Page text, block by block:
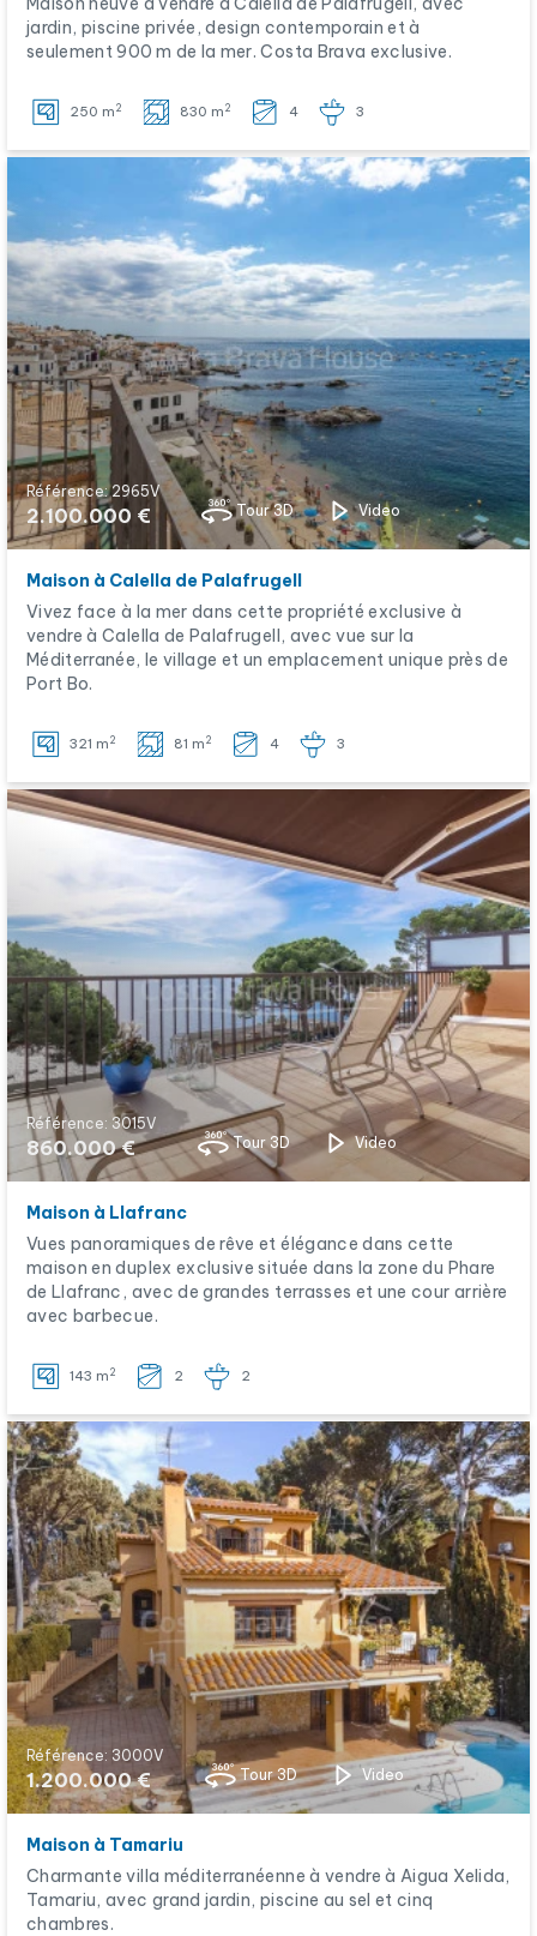
jardin, piscine privée, design contemporain et à
seulement 900 m de la mer. Costa Brava exclusive.
250 m 2 830 m 2 4 3
Référence: 2965V
2.100.000 € Tour 3D Video
Maison à Calella de Palafrugell
Vivez face à la mer dans cette propriété exclusive à
vendre à Calella de Palafrugell, avec vue sur la
Méditerranée, le village et un emplacement unique près de
Port Bo.
321 m 2 81 m 2 4 3
Référence: 3015V
860.000 € Tour 3D Video
Maison à Llafranc
Vues panoramiques de rêve et élégance dans cette
maison en duplex exclusive située dans la zone du Phare
de Llafranc, avec de grandes terrasses et une cour arrière
avec barbecue.
143 m 2 2 2
Référence: 3000V
1.200.000 € Tour 3D Video
Maison à Tamariu
Charmante villa méditerranéenne à vendre à Aigua Xelida,
Tamariu, avec grand jardin, piscine au sel et cinq
chambres.